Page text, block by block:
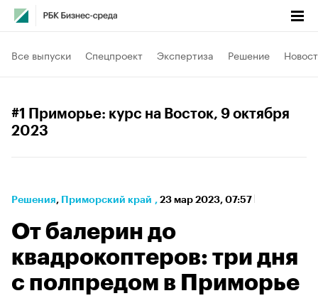
Все выпуски Спецпроект Экспертиза Решение
#1 Приморье: курс на Восток, 9 октября
2023
Решения⁠, Приморский край , 23 мар 2023, 07:57
От балерин до
квадрокоптеров: три дня
с полпредом в Приморье